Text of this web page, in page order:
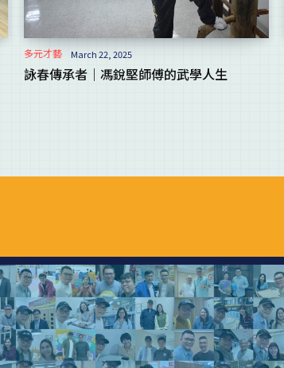
多元才藝 March 22, 2025
詠春傳承者｜馮銳堅師傅的武學人生